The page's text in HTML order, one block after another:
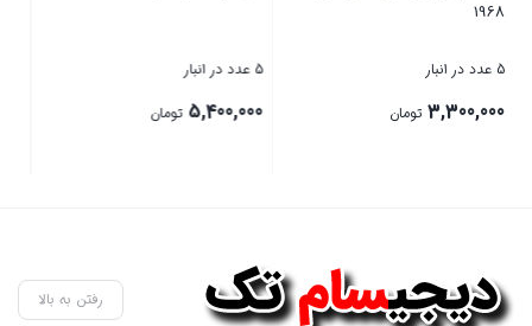
5 عدد در انبار
5,400,000 تومان
48 عدد در انبار
1,575,000
رفتن به بالا